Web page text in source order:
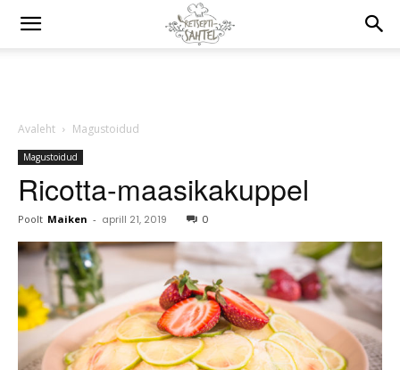
Avaleht Magustoidud
Magustoidud
Ricotta-maasikakuppel
Poolt Maiken - aprill 21, 2019 0